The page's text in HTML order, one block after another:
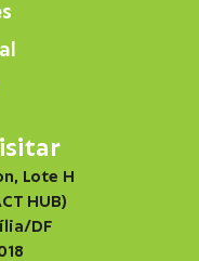
Lote H
HUB)
DF